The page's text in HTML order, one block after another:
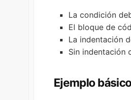
La condición
El bloque de
La indentación
Sin indentación
Ejemplo